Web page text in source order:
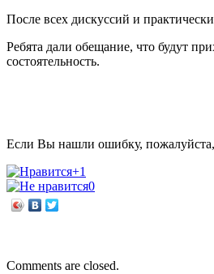
После всех дискуссий и
Ребята дали обещание, что будут
состоятельность.
Если Вы нашли ошибку,
+1
0
Comments are closed.